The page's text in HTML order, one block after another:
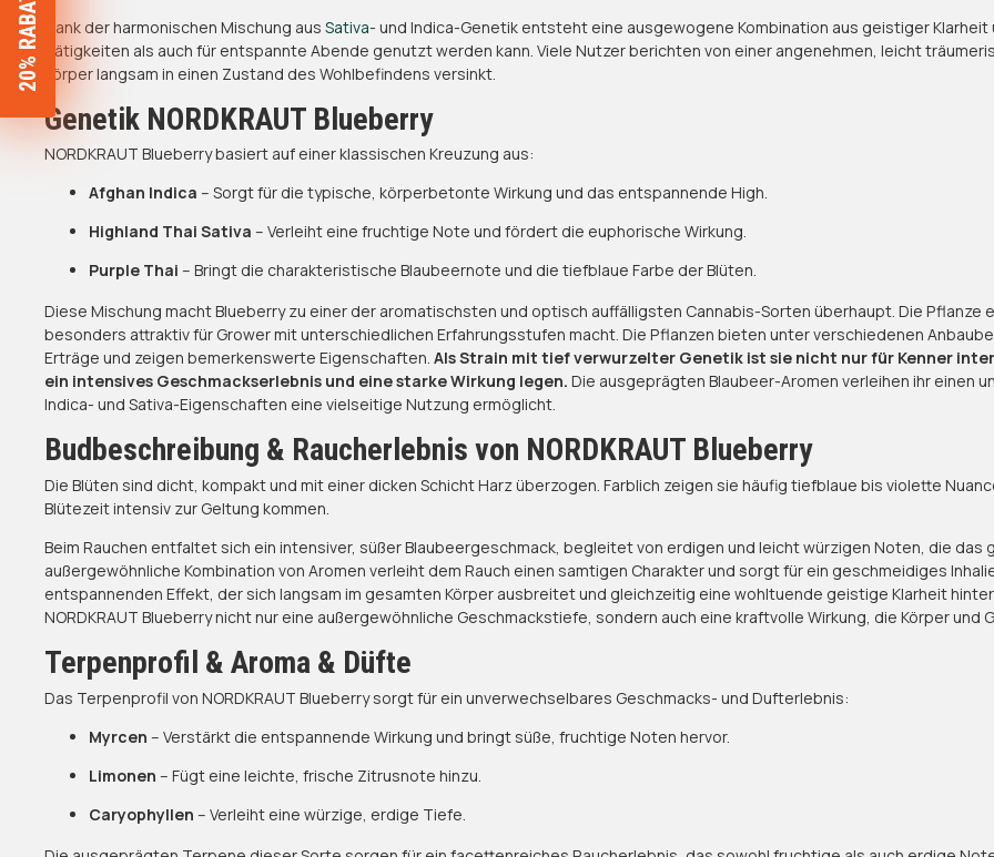
Dank der harmonischen Mischung aus Sativa- und Indica-Genetik entsteht eine ausgewogene Kombination aus geistiger
Tätigkeiten als auch für entspannte Abende genutzt werden kann. Viele Nutzer berichten von einer angenehmen, leicht
Körper langsam in einen Zustand des Wohlbefindens versinkt.
Genetik NORDKRAUT Blueberry
NORDKRAUT Blueberry basiert auf einer klassischen Kreuzung aus:
Afghan Indica – Sorgt für die typische, körperbetonte Wirkung und das entspannende High.
Highland Thai Sativa – Verleiht eine fruchtige Note und fördert die euphorische Wirkung.
Purple Thai – Bringt die charakteristische Blaubeernote und die tiefblaue Farbe der Blüten.
Diese Mischung macht Blueberry zu einer der aromatischsten und optisch auffälligsten Cannabis-Sorten überhaupt. Die
besonders attraktiv für Grower mit unterschiedlichen Erfahrungsstufen macht. Die Pflanzen bieten unter verschiedenen
Erträge und zeigen bemerkenswerte Eigenschaften. Als Strain mit tief verwurzelter Genetik ist sie nicht nur für Kenner
ein intensives Geschmackserlebnis und eine starke Wirkung legen. Die ausgeprägten Blaubeer-Aromen verleihen ihr einen
Indica- und Sativa-Eigenschaften eine vielseitige Nutzung ermöglicht.
Budbeschreibung & Raucherlebnis von NORDKRAUT Blueberry
Die Blüten sind dicht, kompakt und mit einer dicken Schicht Harz überzogen. Farblich zeigen sie häufig tiefblaue bis violette
Blütezeit intensiv zur Geltung kommen.
Beim Rauchen entfaltet sich ein intensiver, süßer Blaubeergeschmack, begleitet von erdigen und leicht würzigen Noten, die
außergewöhnliche Kombination von Aromen verleiht dem Rauch einen samtigen Charakter und sorgt für ein geschmeidiges
entspannenden Effekt, der sich langsam im gesamten Körper ausbreitet und gleichzeitig eine wohltuende geistige Klarheit
NORDKRAUT Blueberry nicht nur eine außergewöhnliche Geschmackstiefe, sondern auch eine kraftvolle Wirkung, die Körper und
Terpenprofil & Aroma & Düfte
Das Terpenprofil von NORDKRAUT Blueberry sorgt für ein unverwechselbares Geschmacks- und Dufterlebnis:
Myrcen – Verstärkt die entspannende Wirkung und bringt süße, fruchtige Noten hervor.
Limonen – Fügt eine leichte, frische Zitrusnote hinzu.
Caryophyllen – Verleiht eine würzige, erdige Tiefe.